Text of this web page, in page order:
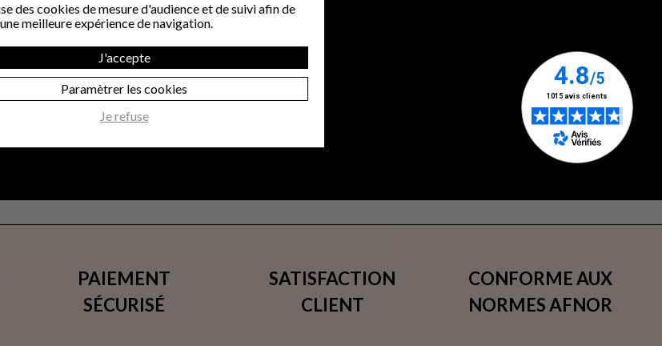
des cookies de mesure d'audience et de suivi afin de
meilleure expérience de navigation.
J'accepte
Paramètrer les cookies
Je refuse
PAIEMENT
SÉCURISÉ
SATISFACTION
CLIENT
CONFORME AUX
NORMES AFNOR